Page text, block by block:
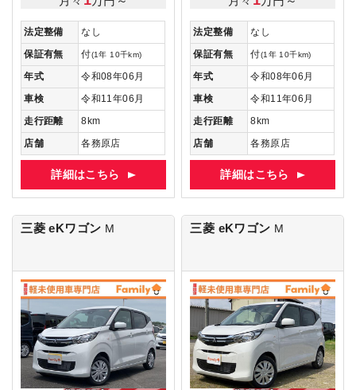
法定整備
なし
保証有無
付(1年 10千km)
年式
令和08年06月
車検
令和11年06月
走行距離
8km
店舗
各務原店
詳細はこちら
法定整備
なし
保証有無
付(1年 10千km)
年式
令和08年06月
車検
令和11年06月
走行距離
8km
店舗
各務原店
詳細はこちら
三菱 eKワゴン M 三菱 eKワゴン M